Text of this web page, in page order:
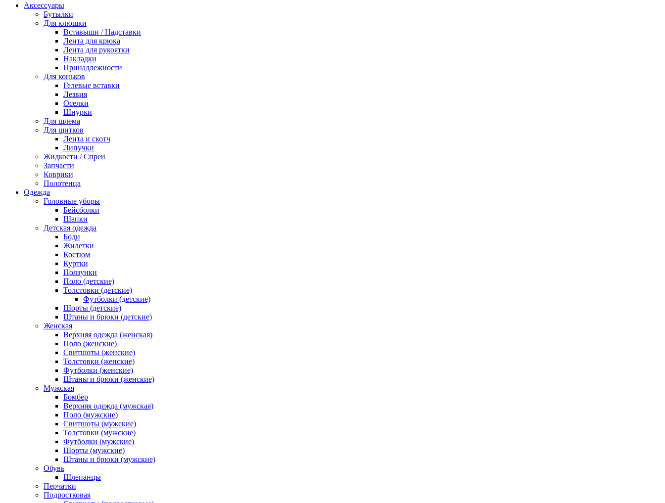
Аксессуары
Бутылки
Для клюшки
Вставыши / Надставки
Лента для крюка
Лента для рукоятки
Накладки
Принадлежности
Для коньков
Гелевые вставки
Лезвия
Оселки
Шнурки
Для шлема
Для щитков
Лента и скотч
Липучки
Жидкости / Спреи
Запчасти
Коврики
Полотенца
Одежда
Головные уборы
Бейсболки
Шапки
Детская одежда
Боди
Жилетки
Костюм
Куртки
Ползунки
Поло (детские)
Толстовки (детские)
Футболки (детские)
Шорты (детские)
Штаны и брюки (детские)
Женская
Верхняя одежда (женская)
Поло (женские)
Свитшоты (женские)
Толстовки (женские)
Футболки (женские)
Штаны и брюки (женские)
Мужская
Бомбер
Верхняя одежда (мужская)
Поло (мужские)
Свитшоты (мужские)
Толстовки (мужские)
Футболки (мужские)
Шорты (мужские)
Штаны и брюки (мужские)
Обувь
Шлепанцы
Перчатки
Подростковая